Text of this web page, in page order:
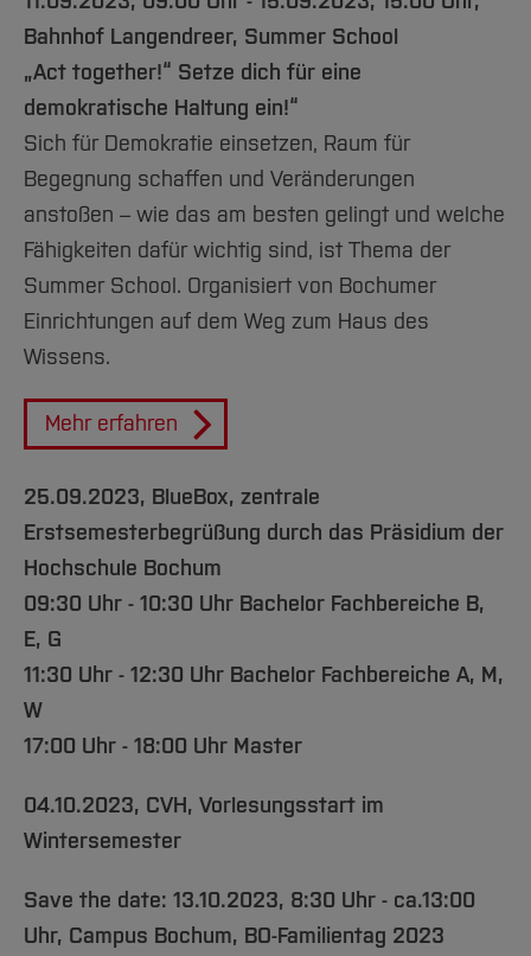
Bahnhof Langendreer, Summer School
„Act together!“ Setze dich für eine
demokratische Haltung ein!“
Sich für Demokratie einsetzen, Raum für
Begegnung schaffen und Veränderungen
anstoßen – wie das am besten gelingt und welche
Fähigkeiten dafür wichtig sind, ist Thema der
Summer School. Organisiert von Bochumer
Einrichtungen auf dem Weg zum Haus des
Wissens.
Mehr erfahren
25.09.2023, BlueBox, zentrale
Erstsemesterbegrüßung durch das Präsidium der
Hochschule Bochum
09:30 Uhr - 10:30 Uhr Bachelor Fachbereiche B,
E, G
11:30 Uhr - 12:30 Uhr Bachelor Fachbereiche A, M,
W
17:00 Uhr - 18:00 Uhr Master
04.10.2023, CVH, Vorlesungsstart im
Wintersemester
Save the date: 13.10.2023, 8:30 Uhr - ca.13:00
Uhr, Campus Bochum, BO-Familientag 2023